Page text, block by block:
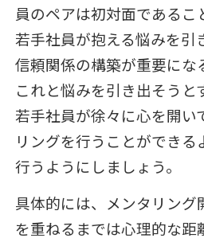
員のペアは初対面であるこ
若手社員が抱える悩みを引
信頼関係の構築が重要に
これと悩みを引き出そうと
若手社員が徐々に心を開い
リングを行うことができ
行うようにしましょう。
具体的には、メンタリン
を重ねるまでは心理的な距